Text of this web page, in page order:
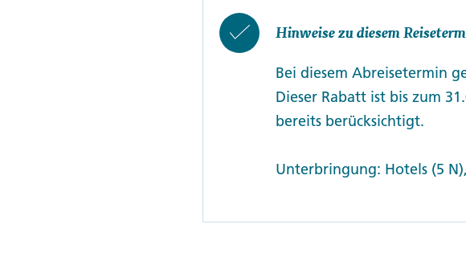
Hinweise zu diesem
Bei diesem Abreisetermin
Dieser Rabatt ist bis zum
bereits berücksichtigt.
Unterbringung: Hotels (5